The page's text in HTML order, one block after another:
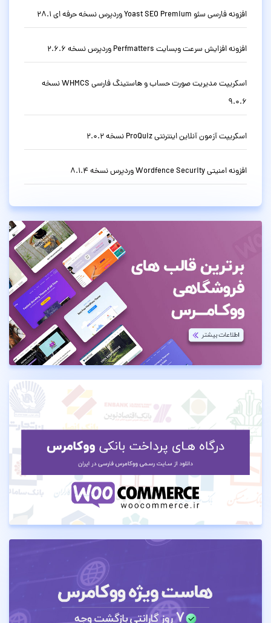
افزونه فارسی سئو Yoast SEO Premium وردپرس نسخه حرفه ای 28.1
افزونه افزایش سرعت وبسایت Perfmatters وردپرس نسخه 2.6.6
اسکریپت مدیریت صورت حساب و هاستینگ فارسی WHMCS نسخه
9.0.6
اسکریپت آزمون آنلاین اینترنتی ProQuiz نسخه 2.0.2
افزونه امنیتی Wordfence Security وردپرس نسخه 8.1.4